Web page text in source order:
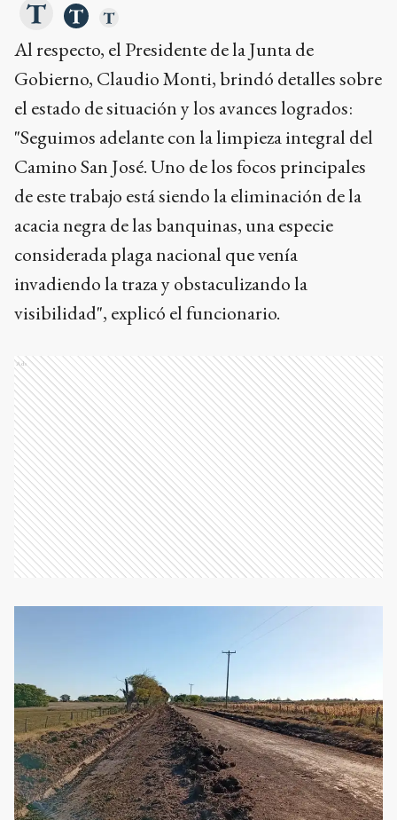
Al respecto, el Presidente de la Junta de
Gobierno, Claudio Monti, brindó detalles sobre
el estado de situación y los avances logrados:
"Seguimos adelante con la limpieza integral del
Camino San José. Uno de los focos principales
de este trabajo está siendo la eliminación de la
acacia negra de las banquinas, una especie
considerada plaga nacional que venía
invadiendo la traza y obstaculizando la
visibilidad", explicó el funcionario.
Ads